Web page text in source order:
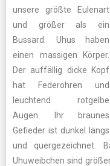
unsere größte Eulenart
und größer als ein
Bussard. Uhus haben
einen massigen Körper.
Der auffällig dicke Kopf
hat Federohren und
leuchtend rotgelbe
Augen. Ihr braunes
Gefieder ist dunkel längs
und quergezeichnet.
Uhuweibchen sind